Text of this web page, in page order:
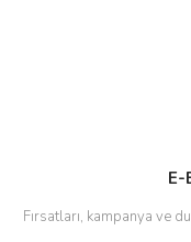
E-
Fırsatları, kampanya ve